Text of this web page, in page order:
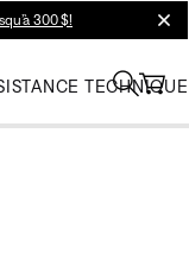
300 $!
TECHNIQUE